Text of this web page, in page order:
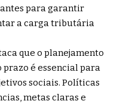
para garantir
a carga tributária
que o planejamento
é essencial para
sociais. Políticas
metas claras e